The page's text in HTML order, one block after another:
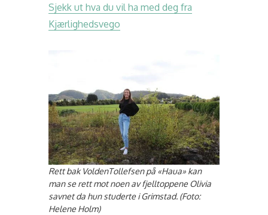
Sjekk ut hva du vil ha med deg fra
Kjærlighedsvego
Rett bak VoldenTollefsen på «Haua» kan
man se rett mot noen av fjelltoppene Olivia
savnet da hun studerte i Grimstad. (Foto:
Helene Holm)